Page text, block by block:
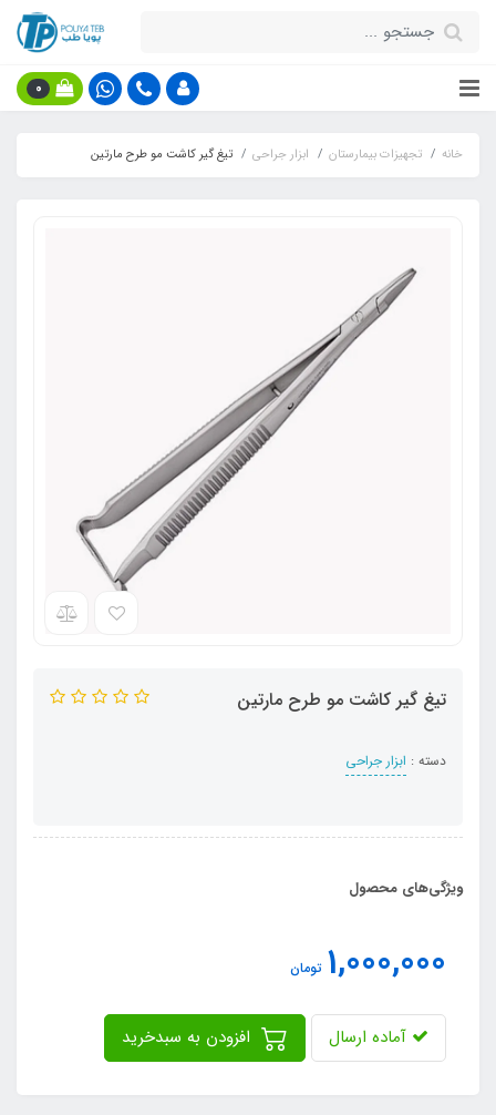
0
خانه تجهیزات بیمارستان ابزار جراحی تیغ گیر کاشت مو طرح مارتین
تیغ گیر کاشت مو طرح مارتین
دسته : ابزار جراحی
ویژگی‌های محصول
1,000,000 تومان
آماده ارسال